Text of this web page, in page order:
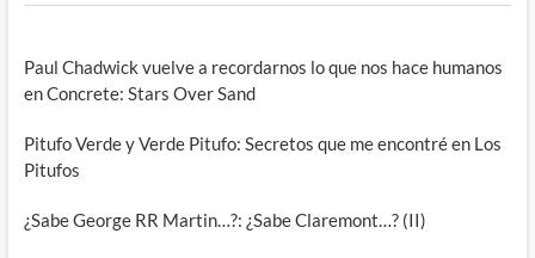
Paul Chadwick vuelve a recordarnos lo que nos hace humanos
en Concrete: Stars Over Sand
Pitufo Verde y Verde Pitufo: Secretos que me encontré en Los
Pitufos
¿Sabe George RR Martin…?: ¿Sabe Claremont…? (II)